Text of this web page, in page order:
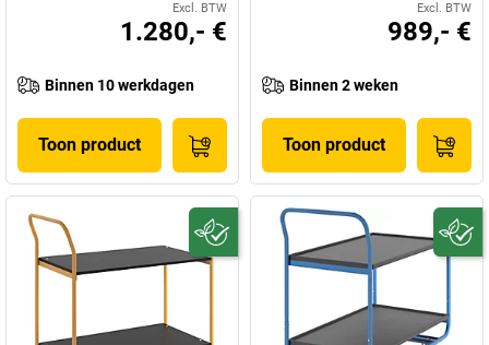
Excl. BTW
1.280,- €
Binnen 10 werkdagen
Toon product
Excl. BTW
989,- €
Binnen 2 weken
Toon product